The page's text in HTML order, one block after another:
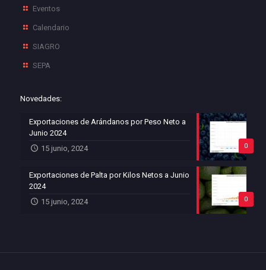
Eventos
Calendario
SIAGRO
SEPA
Novedades:
0
Exportaciones de Arándanos por Peso Neto a
Junio 2024
15 junio, 2024
0
Exportaciones de Palta por Kilos Netos a Junio
2024
15 junio, 2024